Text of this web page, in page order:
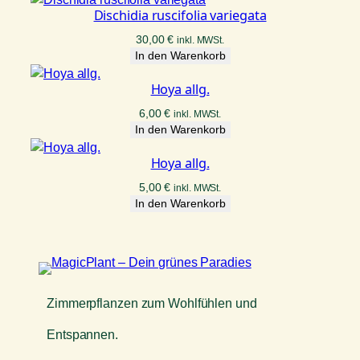
Dischidia ruscifolia variegata
30,00€ inkl. MWSt.
In den Warenkorb
Hoya allg.
6,00€ inkl. MWSt.
In den Warenkorb
Hoya allg.
5,00€ inkl. MWSt.
In den Warenkorb
Zimmerpflanzen zum Wohlfühlen und
Entspannen.